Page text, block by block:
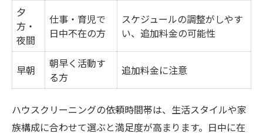
夕
方・
夜間
仕事・育児で
日中不在の方
スケジュールの調整がしやす
い、追加料金の可能性
早朝
朝早く活動す
る方
追加料金に注意
ハウスクリーニングの依頼時間帯は、生活スタイルや家
族構成に合わせて選ぶと満足度が高まります。日中に在